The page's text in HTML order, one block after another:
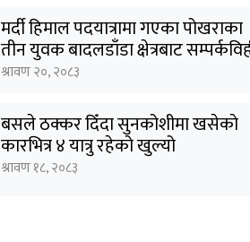
मर्दी हिमाल पदयात्रामा गएका पोखराका
तीन युवक बादलडाँडा क्षेत्रबाट
श्रावण २०, २०८३
बसले ठक्कर दिँदा सुनकोशीमा खसेकाे
कारभित्र ४ यात्रु रहेको खुल्यो
श्रावण १८, २०८३